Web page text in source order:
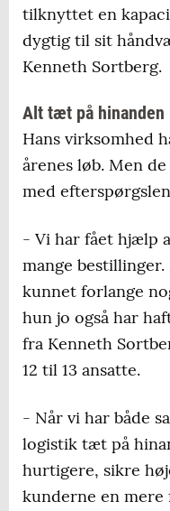
tilknyttet en
dygtig til sit
Kenneth Sortberg.
Alt tæt på hinanden
Hans virksomhed
årenes løb. Men
med
- Vi har fået hjælp
mange
kunnet forlange
hun jo også har
fra Kenneth
12 til 13 ansatte.
- Når vi har både
logistik tæt på
hurtigere, sikre
kunderne en mere